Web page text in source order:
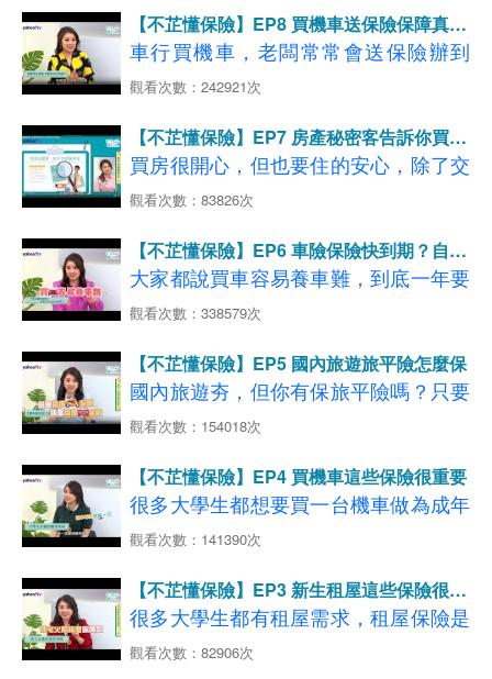
→了解更多，立即試算投保GO
看更多【租屋放心款】
延伸閱讀：【房客自救必看】租屋族4
了，跟著旅遊主題輕鬆選！
→了解更多，立即試算投保GO
延伸閱讀：好想去海島度假 高CP值首選在台灣
大宗 用電安全要注意！
【06:00-08:06】跟著檢查！居家用電
不NG
【08:10-10:32】最後一道防護網 投保
住宅火險-安心防護款
【10:34-12:02】住宅火險規劃好 居家
→了解更多，立即試算投保GO
看更多 【住宅火險推薦】
預售屋市場必懂的6件事
【00:58-04:54】台灣人必做清單 魯特
載著媽媽環島去
【04:59-07:37】環島這樣玩！行前規
【07:38-08:26】環島旅行堤防意外 行
經這些路段要小心！
【08:29-12:34】愛是愛呆丸 環島前別
忘了保險！
看更多 【機車第三人責任保險】
延伸閱讀：【機車環島旅遊】台9線精
選機車旅遊4大熱門景點
全，以及買新車該注意的保險～
◆影片分段重點說明如下：
【00:27-01:12】電動車時代來臨 買新
車要選電動車嗎?
【01:44-03:27】電動車成潮流 跟燃油
車差在哪?
【03:49-07:49】長途開車狀況多 意外
發生怎處理?
【08:00-12:33】了解自己的需求 新車
→了解更多，立即試算投保
延伸閱讀：三個關鍵～讓你買車體險一次上手
【不芷懂保險】EP8 買機車送保險保障真的
足夠嗎？
車行買機車，老闆常常會送保險辦到
好，看起來很優惠，但一定要看清楚保
題～
◆影片分段重點說明如下：
【00:40-05:10】買機車送保險 該保的
卻沒保到？
【05:16-07:15】機車族保對險 風險一
【07:28-10:08】把錢花在刀口上！保
險應量身打造
【10:15-12:04】怎麼評估自身需求 找
到適合的機車？
【12:13-13:33】不是只有換機油！機
車保養重點？
→了解更多，立即試算投保GO
看更多【機車險種推薦】
延伸閱讀：畢業季後掀買車潮 騎車通勤好便利卻
觀看次數：242921次
【不芷懂保險】EP7 房產秘密客告訴你買新
屋注意事項～
買房很開心，但也要住的安心，除了交
屋流程要細看，住宅火險也一定要保，
客不藏私大公開！
◆影片分段重點說明如下：
【00:50-02:30】走訪上千建案 新奇建
案面面觀
【02:33-06:10】賞屋這樣看！新手也
能變專家
【06:18-07:59】比起新成屋 為何預售
屋更受歡迎？
【08:05-09:06】保單拿出來！有看懂
【09:07-12:09】投保住宅火險要知道
房價≠住宅火險保額
【12:18-14:26】注意！住宅火險若不
觀看次數：83826次
【不芷懂保險】EP6 車險保險快到期？自己
處理省更多！
大家都說買車容易養車難，到底一年要
花多少錢養車？車險要注意哪些，才能
小資族代表冰蹦拉來分享！
◆影片分段重點說明如下：
【01:40-02:23】買車容易養車難 養車
開銷有多大?
【04:53-09:08】車險保費每年繳 你清
楚有哪些保障嗎?
【08:14-09:44】網路投保車險超方便
又便宜，自己也可以處理!
觀看次數：338579次
【不芷懂保險】EP5 國內旅遊旅平險怎麼保
國內旅遊夯，但你有保旅平險嗎？只要
是旅遊都會有風險，開心出門也要平安
灣的秘境景點，以及他帶團遇過的意外
事件與處理方式！
◆影片分段重點說明如下：
【01:56-06:02】重溫搭機喜悅 達人帶
你遊台灣離島
觀看次數：154018次
【不芷懂保險】EP4 買機車這些保險很重要
很多大學生都想要買一台機車做為成年
禮，一定要有正確的機車保險知識，才
享他的大學瘋狂夜衝經驗，並告訴大家
正確的機車保險觀念！
觀看次數：141390次
【不芷懂保險】EP3 新生租屋這些保險很重
要
很多大學生都有租屋需求，租屋保險是
非常重要的～永康曾咖郎憑著多年租屋
觀看次數：82906次